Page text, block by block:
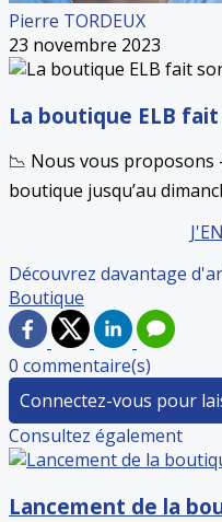
Pierre TORDEUX
23 novembre 2023
La boutique ELB
📉 Nous vous proposons
boutique jusqu’au
Découvrez davantage
Boutique
0 commentaire(s)
Connectez-vous pour
Consultez également
Lancement de la